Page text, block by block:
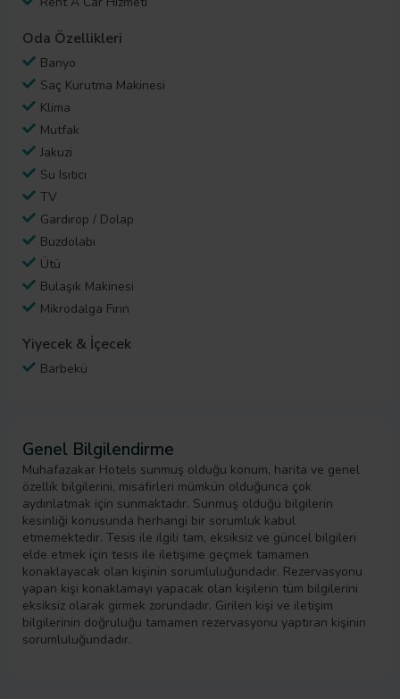
Oda Özellikleri
Banyo
Saç Kurutma Makinesi
Klima
Mutfak
Jakuzi
Su Isıtıcı
TV
Gardırop / Dolap
Buzdolabı
Ütü
Bulaşık Makinesi
Mikrodalga Fırın
Yiyecek & İçecek
Barbekü
Genel Bilgilendirme
Muhafazakar Hotels sunmuş olduğu konum, harita ve genel
özellik bilgilerini, misafirleri mümkün olduğunca çok
aydınlatmak için sunmaktadır. Sunmuş olduğu bilgilerin
kesinliği konusunda herhangi bir sorumluk kabul
etmemektedir. Tesis ile ilgili tam, eksiksiz ve güncel bilgileri
elde etmek için tesis ile iletişime geçmek tamamen
konaklayacak olan kişinin sorumluluğundadır. Rezervasyonu
yapan kişi konaklamayı yapacak olan kişilerin tüm bilgilerini
eksiksiz olarak girmek zorundadır. Girilen kişi ve iletişim
bilgilerinin doğruluğu tamamen rezervasyonu yaptıran kişinin
sorumluluğundadır.